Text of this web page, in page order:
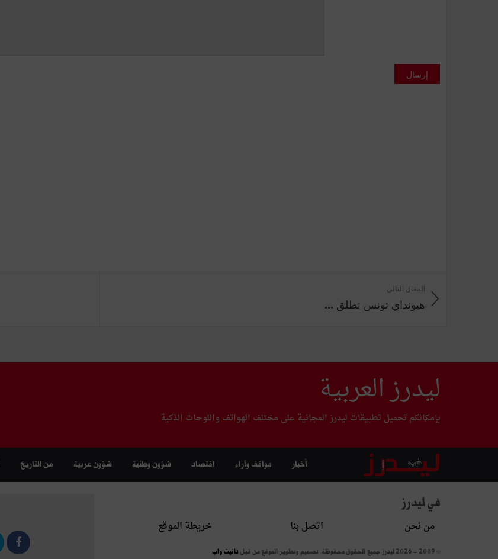
إرسال
المقال التالي
هيونداي تونس تطلق ...
ليدرز العربية
بإمكانكم تحميل تطبيقات ليدرز المجانية على مختلف الهواتف واللوحات الذكية
أخبار مواقف وآراء اقتصاد شؤون وطنية شؤون عربية من التاريخ
في ليدرز
من نحن اتصل بنا خريطة الموقع
© 2009 - 2026 ليدرز جميع الحقوق محفوظة. تصميم وتطوير الموقع من قبل تانيت واب